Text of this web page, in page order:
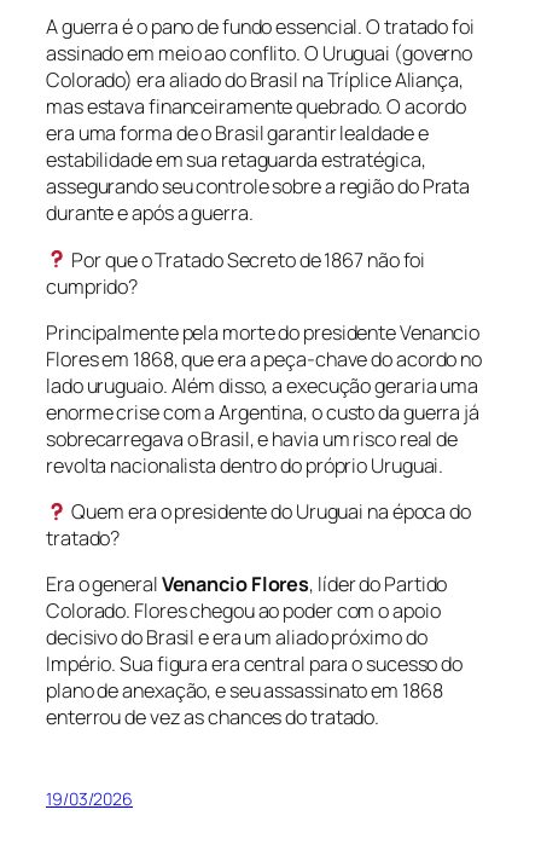
A guerra é o pano de fundo essencial. O tratado foi
assinado em meio ao conflito. O Uruguai (governo
Colorado) era aliado do Brasil na Tríplice Aliança,
mas estava financeiramente quebrado. O acordo
era uma forma de o Brasil garantir lealdade e
estabilidade em sua retaguarda estratégica,
assegurando seu controle sobre a região do Prata
durante e após a guerra.
Por que o Tratado Secreto de 1867 não foi
cumprido?
Principalmente pela morte do presidente Venancio
Flores em 1868, que era a peça-chave do acordo no
lado uruguaio. Além disso, a execução geraria uma
enorme crise com a Argentina, o custo da guerra já
sobrecarregava o Brasil, e havia um risco real de
revolta nacionalista dentro do próprio Uruguai.
Quem era o presidente do Uruguai na época do
tratado?
Era o generalVenancio Flores, líder do Partido
Colorado. Flores chegou ao poder com o apoio
decisivo do Brasil e era um aliado próximo do
Império. Sua figura era central para o sucesso do
plano de anexação, e seu assassinato em 1868
enterrou de vez as chances do tratado.
19/03/2026